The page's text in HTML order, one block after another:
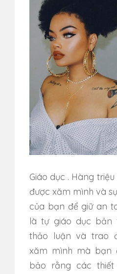
Giáo dục . Hàng
được xăm mình và
của bạn để giữ an
là tự giáo dục bản
thảo luận vàtrao
xăm mình mà bạn
bảo rằng các